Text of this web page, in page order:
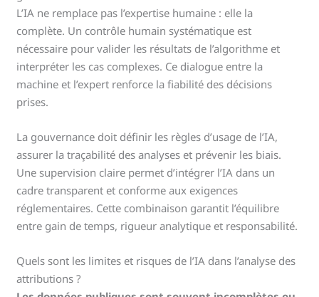
L’IA ne remplace pas l’expertise humaine : elle la
complète. Un contrôle humain systématique est
nécessaire pour valider les résultats de l’algorithme et
interpréter les cas complexes. Ce dialogue entre la
machine et l’expert renforce la fiabilité des décisions
prises.
La gouvernance doit définir les règles d’usage de l’IA,
assurer la traçabilité des analyses et prévenir les biais.
Une supervision claire permet d’intégrer l’IA dans un
cadre transparent et conforme aux exigences
réglementaires. Cette combinaison garantit l’équilibre
entre gain de temps, rigueur analytique et responsabilité.
Quels sont les limites et risques de l’IA dans l’analyse des
attributions ?